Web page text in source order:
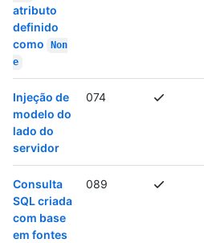
atributo
definido
como
Non
e
Injeção de
modelo do
lado do
servidor
074
Consulta
SQL criada
com base
em fontes
089